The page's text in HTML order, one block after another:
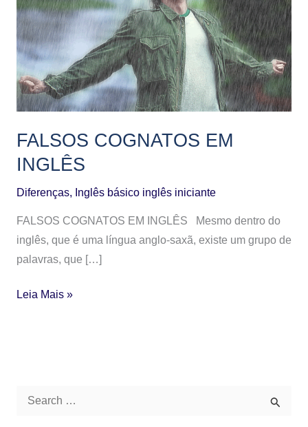
FALSOS COGNATOS EM
INGLÊS
Diferenças, Inglês básico inglês iniciante
FALSOS COGNATOS EM INGLÊS Mesmo dentro do
inglês, que é uma língua anglo-saxã, existe um grupo de
palavras, que […]
INGLÊS
Leia Mais »